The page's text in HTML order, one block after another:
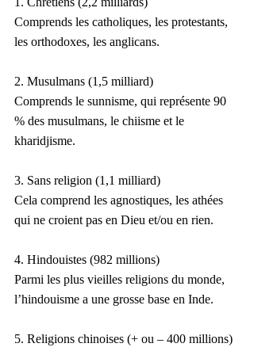
Comprends les catholiques, les protestants,
les orthodoxes, les anglicans.
2. Musulmans (1,5 milliard)
Comprends le sunnisme, qui représente 90
% des musulmans, le chiisme et le
kharidjisme.
3. Sans religion (1,1 milliard)
Cela comprend les agnostiques, les athées
qui ne croient pas en Dieu et/ou en rien.
4. Hindouistes (982 millions)
Parmi les plus vieilles religions du monde,
l’hindouisme a une grosse base en Inde.
5. Religions chinoises (+ ou – 400 millions)